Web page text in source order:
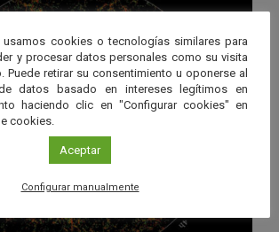
usamos cookies o tecnologías similares para
y procesar datos personales como su visita
Puede retirar su consentimiento u oponerse al
datos basado en intereses legítimos en
haciendo clic en "Configurar cookies" en
cookies.
Aceptar
Configurar manualmente